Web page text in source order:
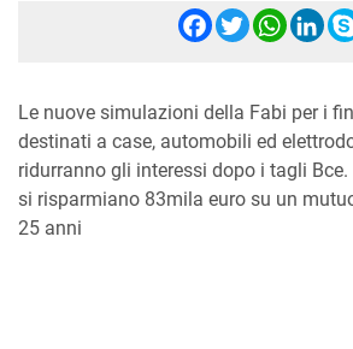
Le nuove simulazioni della Fabi per i
destinati a case, automobili ed
ridurranno gli interessi dopo i tagli Bce.
si risparmiano 83mila euro su un
25 anni